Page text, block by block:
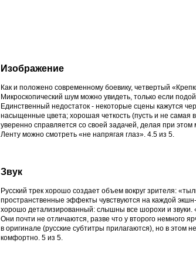
Изображение
Как и положено современному боевику, четвертый
Микроскопический шум можно увидеть, только если
Единственный недостаток - некоторые сцены кажутся
насыщенные цвета; хорошая четкость (пусть и не
уверенно справляется со своей задачей, делая при
Ленту можно смотреть «не напрягая глаз». 4.5 из 5.
Звук
Русский трек хорошо создает объем вокруг зрителя:
пространственные эффекты чувствуются на каждой
хорошо детализированный: слышны все шорохи и звуки.
Они почти не отличаются, разве что у второго немного
в оригинале (русские субтитры прилагаются), но в этом
комфортно. 5 из 5.